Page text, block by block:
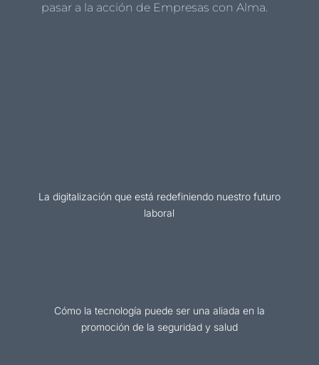
pasar a la acción de Empresas con Alma.
La digitalización que está redefiniendo nuestro futuro
laboral
Cómo la tecnología puede ser una aliada en la
promoción de la seguridad y salud